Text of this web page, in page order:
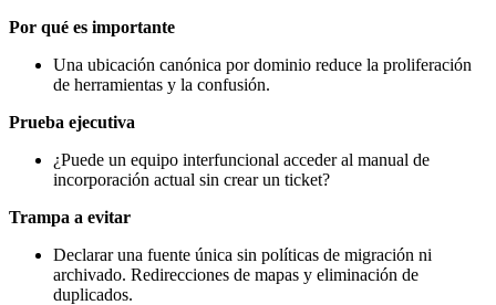
Por qué es importante
Una ubicación canónica por dominio reduce la proliferación
de herramientas y la confusión.
Prueba ejecutiva
¿Puede un equipo interfuncional acceder al manual de
incorporación actual sin crear un ticket?
Trampa a evitar
Declarar una fuente única sin políticas de migración ni
archivado. Redirecciones de mapas y eliminación de
duplicados.